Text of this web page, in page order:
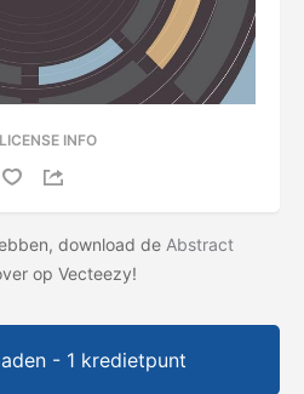
LICENSE INFO
download de Abstract
op Vecteezy!
- 1 kredietpunt